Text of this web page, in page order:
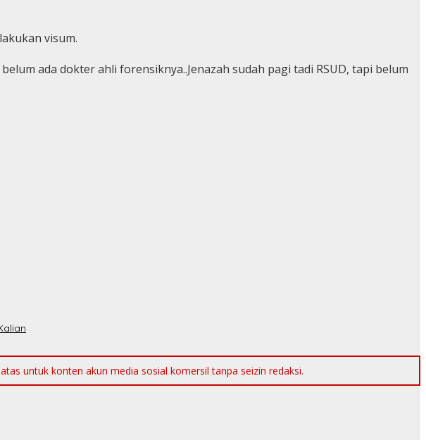
visum.
ada dokter ahli forensiknya..Jenazah sudah pagi tadi RSUD, tapi belum
untuk konten akun media sosial komersil tanpa seizin redaksi.